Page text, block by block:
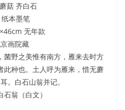
菇 齐白石
本墨笔
无年款
画院藏
菌野之美惟有南方，雁来去时方
此种也。土人呼为雁来，惜无蘑
。白石山翁并记。
石翁（白文）